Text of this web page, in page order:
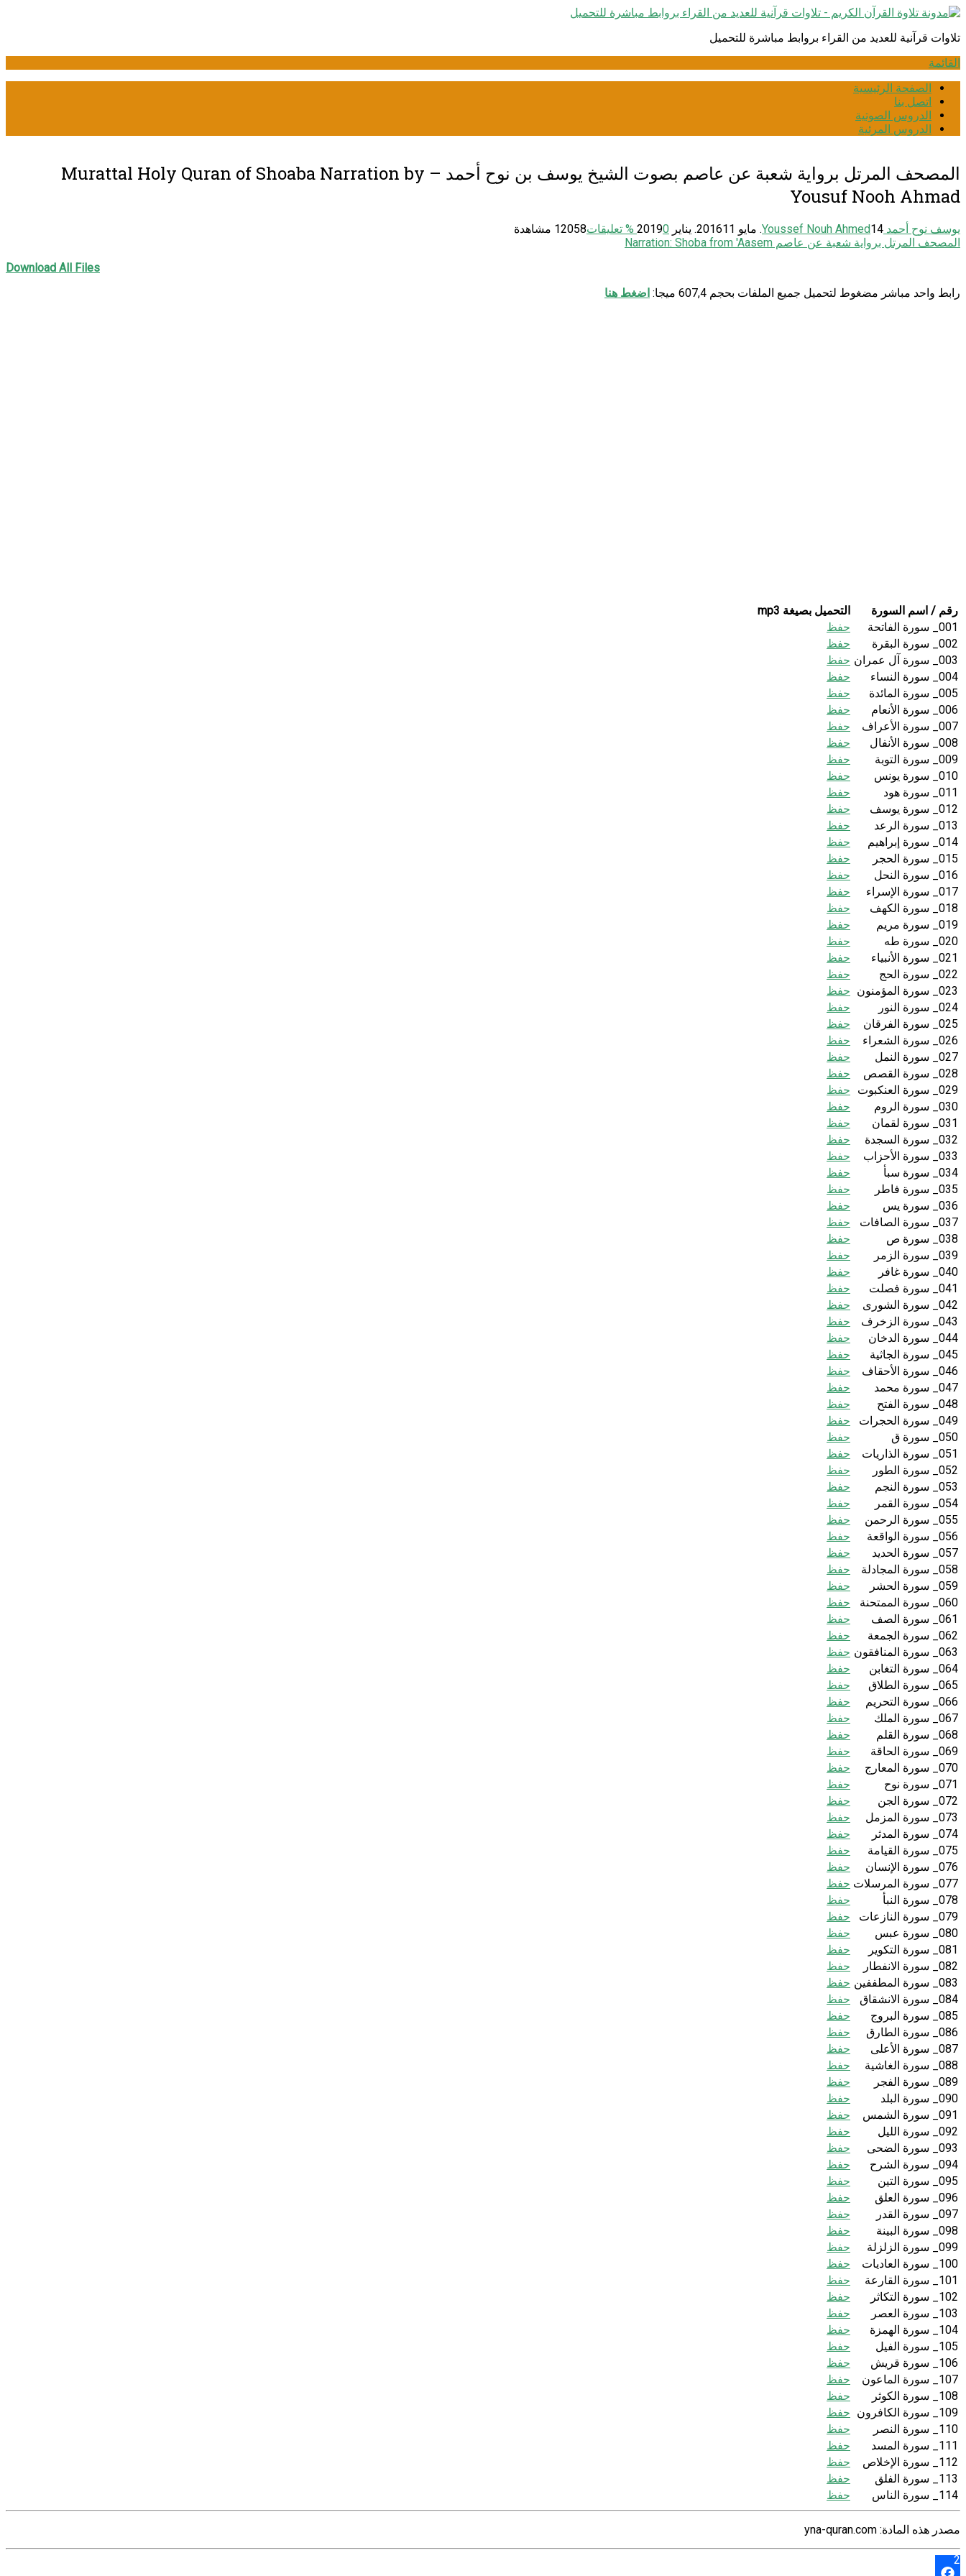
انتقل
المحتوى
تلاوات قرآنية للعديد من القراء بروابط مباشرة للتحميل
القائمة
الصفحة الرئيسية
اتصل بنا
الدروس الصوتية
الدروس المرئية
المصحف المرتل برواية شعبة عن عاصم بصوت الشيخ يوسف بن نوح أحمد – Murattal Holy Quran of Shoaba Narration by
Yousuf Nooh Ahmad
يوسف نوح أحمد Youssef Nouh Ahmed 14. مايو 2016 11. يناير 2019 0 % تعليقات12058 مشاهدة
المصحف المرتل برواية شعبة عن عاصم Narration: Shoba from 'Aasem
Download All Files
رابط واحد مباشر مضغوط لتحميل جميع الملفات بحجم 607,4 ميجا:
اضغط هنا
رقم / اسم السورة
التحميل بصيغة mp3
001_ سورة الفاتحة
حفظ
002_ سورة البقرة
حفظ
003_ سورة آل عمران
حفظ
004_ سورة النساء
حفظ
005_ سورة المائدة
حفظ
006_ سورة الأنعام
حفظ
007_ سورة الأعراف
حفظ
008_ سورة الأنفال
حفظ
009_ سورة التوبة
حفظ
010_ سورة يونس
حفظ
011_ سورة هود
حفظ
012_ سورة يوسف
حفظ
013_ سورة الرعد
حفظ
014_ سورة إبراهيم
حفظ
015_ سورة الحجر
حفظ
016_ سورة النحل
حفظ
017_ سورة الإسراء
حفظ
018_ سورة الكهف
حفظ
019_ سورة مريم
حفظ
020_ سورة طه
حفظ
021_ سورة الأنبياء
حفظ
022_ سورة الحج
حفظ
023_ سورة المؤمنون
حفظ
024_ سورة النور
حفظ
025_ سورة الفرقان
حفظ
026_ سورة الشعراء
حفظ
027_ سورة النمل
حفظ
028_ سورة القصص
حفظ
029_ سورة العنكبوت
حفظ
030_ سورة الروم
حفظ
031_ سورة لقمان
حفظ
032_ سورة السجدة
حفظ
033_ سورة الأحزاب
حفظ
034_ سورة سبأ
حفظ
035_ سورة فاطر
حفظ
036_ سورة يس
حفظ
037_ سورة الصافات
حفظ
038_ سورة ص
حفظ
039_ سورة الزمر
حفظ
040_ سورة غافر
حفظ
041_ سورة فصلت
حفظ
042_ سورة الشورى
حفظ
043_ سورة الزخرف
حفظ
044_ سورة الدخان
حفظ
045_ سورة الجاثية
حفظ
046_ سورة الأحقاف
حفظ
047_ سورة محمد
حفظ
048_ سورة الفتح
حفظ
049_ سورة الحجرات
حفظ
050_ سورة ق
حفظ
051_ سورة الذاريات
حفظ
052_ سورة الطور
حفظ
053_ سورة النجم
حفظ
054_ سورة القمر
حفظ
055_ سورة الرحمن
حفظ
056_ سورة الواقعة
حفظ
057_ سورة الحديد
حفظ
058_ سورة المجادلة
حفظ
059_ سورة الحشر
حفظ
060_ سورة الممتحنة
حفظ
061_ سورة الصف
حفظ
062_ سورة الجمعة
حفظ
063_ سورة المنافقون
حفظ
064_ سورة التغابن
حفظ
065_ سورة الطلاق
حفظ
066_ سورة التحريم
حفظ
067_ سورة الملك
حفظ
068_ سورة القلم
حفظ
069_ سورة الحاقة
حفظ
070_ سورة المعارج
حفظ
071_ سورة نوح
حفظ
072_ سورة الجن
حفظ
073_ سورة المزمل
حفظ
074_ سورة المدثر
حفظ
075_ سورة القيامة
حفظ
076_ سورة الإنسان
حفظ
077_ سورة المرسلات
حفظ
078_ سورة النبأ
حفظ
079_ سورة النازعات
حفظ
080_ سورة عبس
حفظ
081_ سورة التكوير
حفظ
082_ سورة الانفطار
حفظ
083_ سورة المطففين
حفظ
084_ سورة الانشقاق
حفظ
085_ سورة البروج
حفظ
086_ سورة الطارق
حفظ
087_ سورة الأعلى
حفظ
088_ سورة الغاشية
حفظ
089_ سورة الفجر
حفظ
090_ سورة البلد
حفظ
091_ سورة الشمس
حفظ
092_ سورة الليل
حفظ
093_ سورة الضحى
حفظ
094_ سورة الشرح
حفظ
095_ سورة التين
حفظ
096_ سورة العلق
حفظ
097_ سورة القدر
حفظ
098_ سورة البينة
حفظ
099_ سورة الزلزلة
حفظ
100_ سورة العاديات
حفظ
101_ سورة القارعة
حفظ
102_ سورة التكاثر
حفظ
103_ سورة العصر
حفظ
104_ سورة الهمزة
حفظ
105_ سورة الفيل
حفظ
106_ سورة قريش
حفظ
107_ سورة الماعون
حفظ
108_ سورة الكوثر
حفظ
109_ سورة الكافرون
حفظ
110_ سورة النصر
حفظ
111_ سورة المسد
حفظ
112_ سورة الإخلاص
حفظ
113_ سورة الفلق
حفظ
114_ سورة الناس
حفظ
مصدر هذه المادة: yna-quran.com
2